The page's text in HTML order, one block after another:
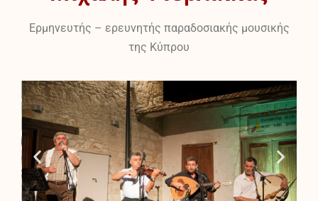
Ερμηνευτής – ερευνητής παραδοσιακής μουσικής
της Κύπρου